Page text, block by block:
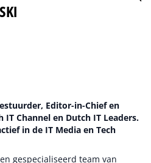
Editor-in-Chief en
Channel en Dutch IT Leaders.
in de IT Media en Tech
gespecialiseerd team van